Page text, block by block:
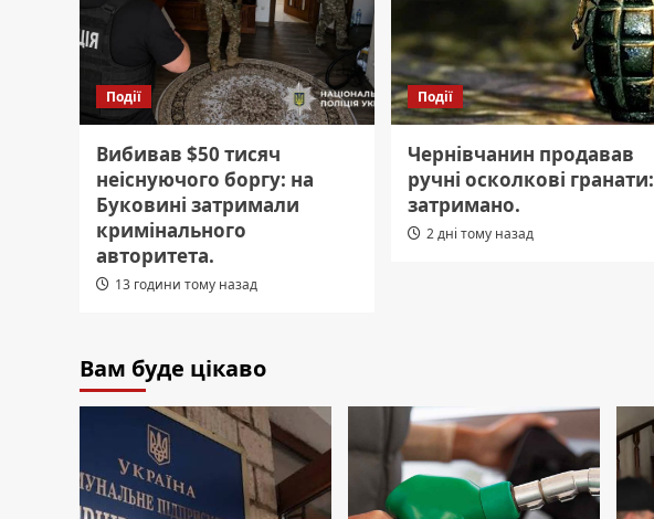
Події
Вибивав $50 тисяч
неіснуючого боргу: на
Буковині затримали
кримінального
авторитета.
13 години тому назад
Події
Чернівчанин продавав
ручні осколкові гранати:
затримано.
2 дні тому назад
Вам буде цікаво